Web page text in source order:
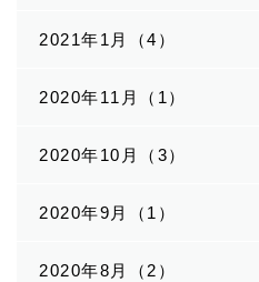
2021年1月（4）
2020年11月（1）
2020年10月（3）
2020年9月（1）
2020年8月（2）